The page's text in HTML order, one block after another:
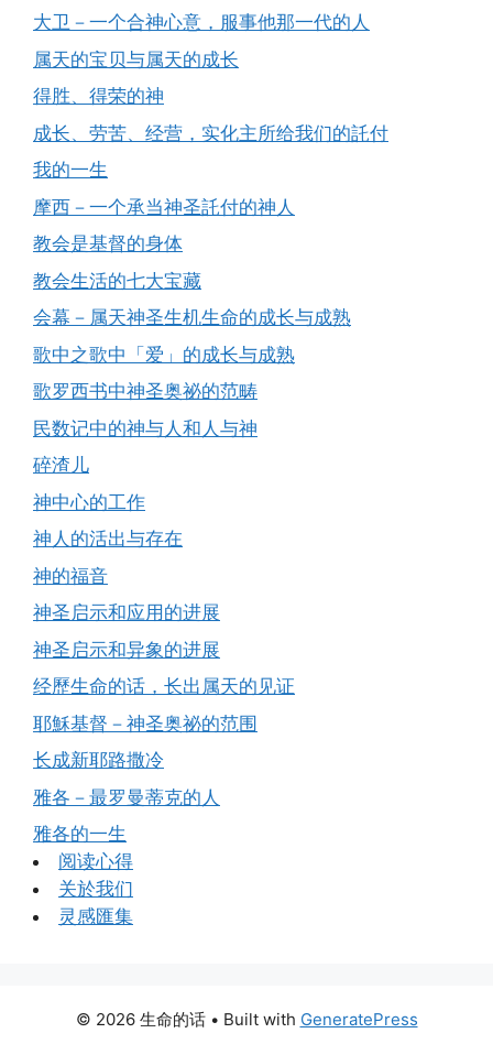
大卫－一个合神心意，服事他那一代的人
属天的宝贝与属天的成长
得胜、得荣的神
成长、劳苦、经营，实化主所给我们的託付
我的一生
摩西－一个承当神圣託付的神人
教会是基督的身体
教会生活的七大宝藏
会幕－属天神圣生机生命的成长与成熟
歌中之歌中「爱」的成长与成熟
歌罗西书中神圣奥祕的范畴
民数记中的神与人和人与神
碎渣儿
神中心的工作
神人的活出与存在
神的福音
神圣启示和应用的进展
神圣启示和异象的进展
经歷生命的话，长出属天的见证
耶穌基督－神圣奥祕的范围
长成新耶路撒冷
雅各－最罗曼蒂克的人
雅各的一生
阅读心得
关於我们
灵感匯集
© 2026 生命的话• Built with GeneratePress